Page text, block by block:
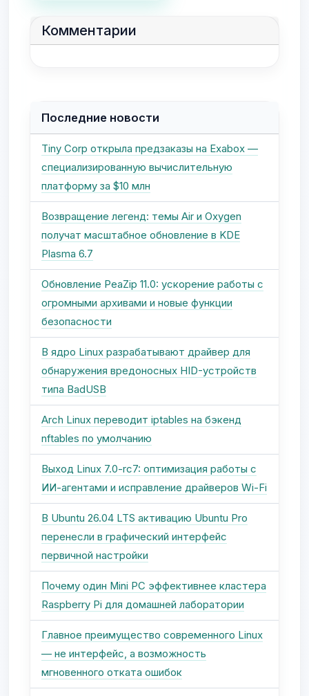
Комментарии
Последние новости
Tiny Corp открыла предзаказы на Exabox —
специализированную вычислительную
платформу за $10 млн
Возвращение легенд: темы Air и Oxygen
получат масштабное обновление в KDE
Plasma 6.7
Обновление PeaZip 11.0: ускорение работы с
огромными архивами и новые функции
безопасности
В ядро Linux разрабатывают драйвер для
обнаружения вредоносных HID-устройств
типа BadUSB
Arch Linux переводит iptables на бэкенд
nftables по умолчанию
Выход Linux 7.0-rc7: оптимизация работы с
ИИ-агентами и исправление драйверов Wi-Fi
В Ubuntu 26.04 LTS активацию Ubuntu Pro
перенесли в графический интерфейс
первичной настройки
Почему один Mini PC эффективнее кластера
Raspberry Pi для домашней лаборатории
Главное преимущество современного Linux
— не интерфейс, а возможность
мгновенного отката ошибок